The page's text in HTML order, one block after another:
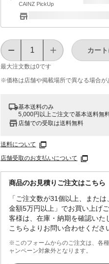
CAINZ PickUp
最大注文数は0です
カー
※価格は​店舗や​掲載場所で​異なる​場合が​
基本送料のみ
5,000円以上ご注文で基本送料無
店舗での受取は送料無料
送料について
店舗受取のお支払いについて
商品のお見積りご注文はこちら
「ご注文数が31個以上、または
金額5万円以上」でお買い上げ
客様は、在庫・納期を確認いた
こちらよりお問い合わせくださ
※このフォームからのご注文は、各
ャンペーン対象外となります。